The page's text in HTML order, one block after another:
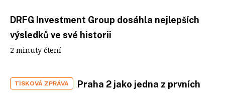
DRFG Investment Group dosáhla nejlepších
výsledků ve své historii
2 minuty čtení
TISKOVÁ ZPRÁVA
Praha 2 jako jedna z prvních